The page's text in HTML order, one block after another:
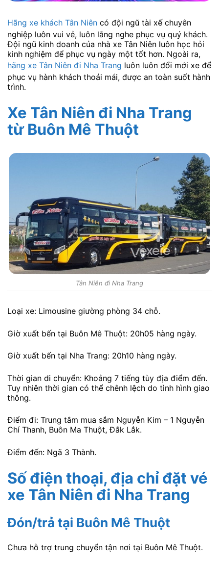
Hãng xe khách Tân Niên có đội ngũ tài xế chuyên
nghiệp luôn vui vẻ, luôn lắng nghe phục vụ quý khách.
Đội ngũ kinh doanh của nhà xe Tân Niên luôn học hỏi
kinh nghiệm để phục vụ ngày một tốt hơn. Ngoài ra,
hãng xe Tân Niên đi Nha Trang luôn luôn đổi mới xe để
phục vụ hành khách thoải mái, được an toàn suốt hành
trình.
Xe Tân Niên đi Nha Trang
từ Buôn Mê Thuột
Tân Niên đi Nha Trang
Loại xe: Limousine giường phòng 34 chỗ.
Giờ xuất bến tại Buôn Mê Thuột: 20h05 hàng ngày.
Giờ xuất bến tại Nha Trang: 20h10 hàng ngày.
Thời gian di chuyển: Khoảng 7 tiếng tùy địa điểm đến.
Tuy nhiên thời gian có thể chênh lệch do tình hình giao
thông.
Điểm đi: Trung tâm mua sắm Nguyễn Kim – 1 Nguyễn
Chí Thanh, Buôn Ma Thuột, Đắk Lắk.
Điểm đến: Ngã 3 Thành.
Số điện thoại, địa chỉ đặt vé
xe Tân Niên đi Nha Trang
Đón/trả tại Buôn Mê Thuột
Chưa hỗ trợ trung chuyển tận nơi tại Buôn Mê Thuột.